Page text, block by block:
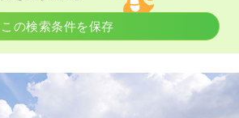
この検索条件を保存